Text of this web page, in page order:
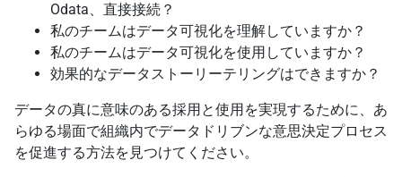
Odata、直接接続？
私のチームはデータ可視化を理解していますか？
私のチームはデータ可視化を使用していますか？
効果的なデータストーリーテリングはできますか？
データの真に意味のある採用と使用を実現するために、あ
らゆる場面で組織内でデータドリブンな意思決定プロセス
を促進する方法を見つけてください。